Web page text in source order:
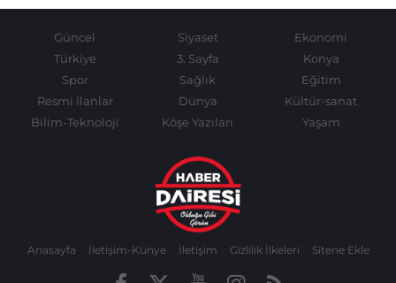
Güncel Siyaset
Ekonomi
Türkiye
3. Sayfa
Konya
Spor
Sağlık
Eğitim
Resmi İlanlar
Dünya
Kültür-sanat
Bilim-Teknoloji
Köşe Yazıları Yaşam
Anasayfa İletişim-Künye İletişim Gizlilik İlkeleri Sitene Ekle